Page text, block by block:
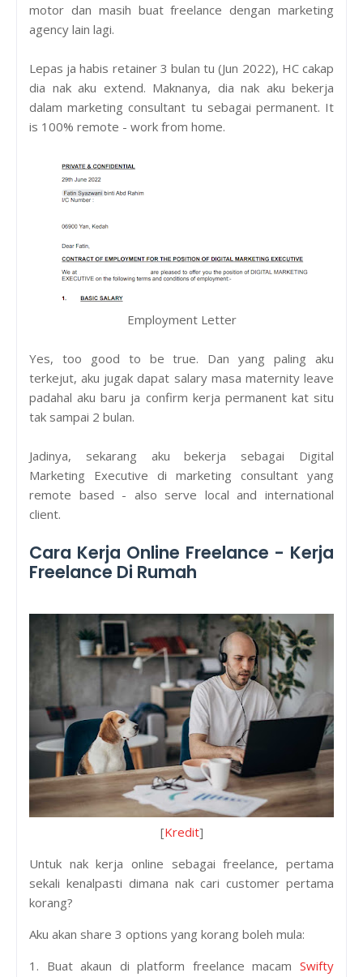
motor dan masih buat freelance dengan marketing
agency lain lagi.
Lepas ja habis retainer 3 bulan tu (Jun 2022), HC cakap
dia nak aku extend. Maknanya, dia nak aku bekerja
dalam marketing consultant tu sebagai permanent. It
is 100% remote - work from home.
Employment Letter
Yes, too good to be true. Dan yang paling aku
terkejut, aku jugak dapat salary masa maternity leave
padahal aku baru ja confirm kerja permanent kat situ
tak sampai 2 bulan.
Jadinya, sekarang aku bekerja sebagai Digital
Marketing Executive di marketing consultant yang
remote based - also serve local and international
client.
Cara Kerja Online Freelance - Kerja
Freelance Di Rumah
[Kredit]
Untuk nak kerja online sebagai freelance, pertama
sekali kenalpasti dimana nak cari customer pertama
korang?
Aku akan share 3 options yang korang boleh mula:
1. Buat akaun di platform freelance macam Swifty